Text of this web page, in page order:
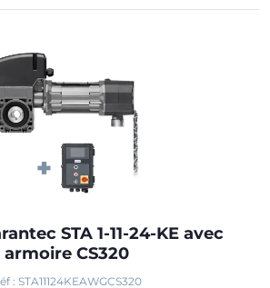
STA 1-11-24-KE avec
armoire CS320
: STA11124KEAWGCS320